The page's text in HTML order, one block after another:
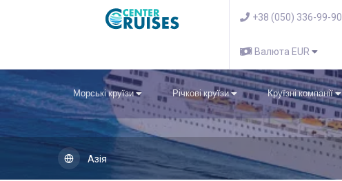
+38 (050) 336-99-90
Валюта EUR
Морські круїзи Річкові круїзи Круїзні компанії
Азія